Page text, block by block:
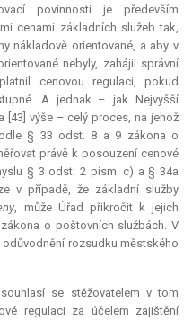
povinnosti je především
cenami základních služeb tak,
nákladově orientované, a aby v
nebyly, zahájil správní
cenovou regulaci, pokud
A jednak – jak Nejvyšší
[43] výše – celý proces, na jehož
§ 33 odst. 8 a 9 zákona o
právě k posouzení cenové
§ 3 odst. 2 písm. c) a § 34a
v případě, že základní služby
, může Úřad přikročit k jejich
o poštovních službách. V
rozsudku městského
se stěžovatelem v tom
regulaci za účelem zajištění